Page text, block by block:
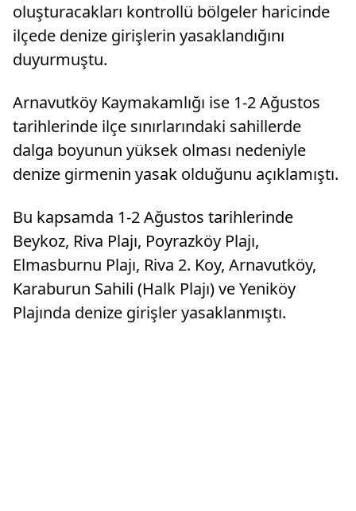
oluşturacakları kontrollü bölgeler haricinde
ilçede denize girişlerin yasaklandığını
duyurmuştu.
Arnavutköy Kaymakamlığı ise 1-2 Ağustos
tarihlerinde ilçe sınırlarındaki sahillerde
dalga boyunun yüksek olması nedeniyle
denize girmenin yasak olduğunu açıklamıştı.
Bu kapsamda 1-2 Ağustos tarihlerinde
Beykoz, Riva Plajı, Poyrazköy Plajı,
Elmasburnu Plajı, Riva 2. Koy, Arnavutköy,
Karaburun Sahili (Halk Plajı) ve Yeniköy
Plajında denize girişler yasaklanmıştı.